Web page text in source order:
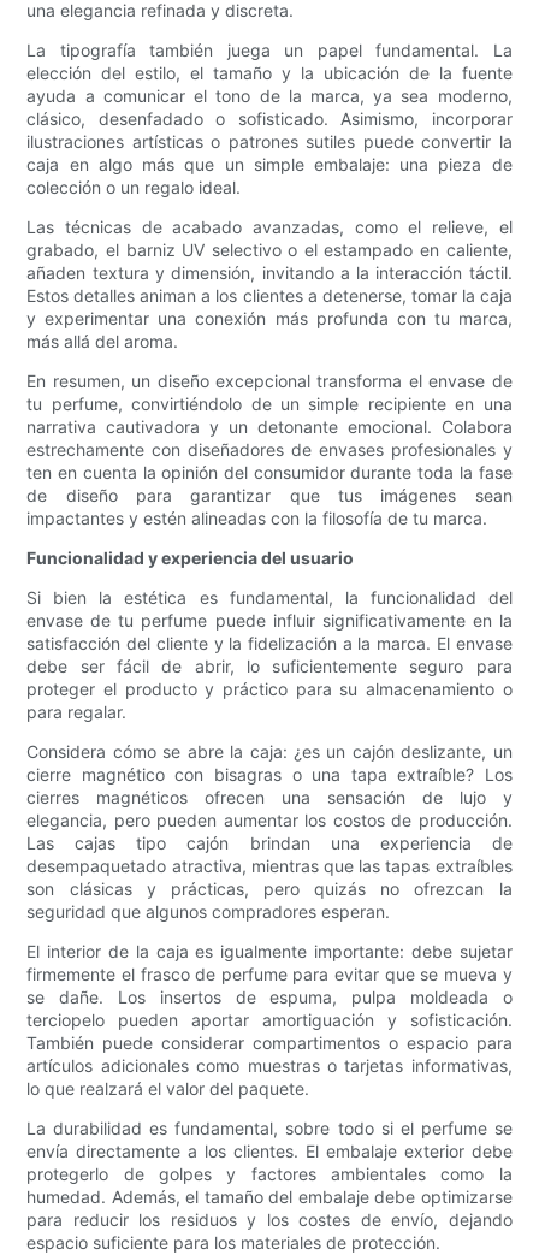
una elegancia refinada y discreta.
La tipografía también juega un papel fundamental. La
elección del estilo, el tamaño y la ubicación de la fuente
ayuda a comunicar el tono de la marca, ya sea moderno,
clásico, desenfadado o sofisticado. Asimismo, incorporar
ilustraciones artísticas o patrones sutiles puede convertir la
caja en algo más que un simple embalaje: una pieza de
colección o un regalo ideal.
Las técnicas de acabado avanzadas, como el relieve, el
grabado, el barniz UV selectivo o el estampado en caliente,
añaden textura y dimensión, invitando a la interacción táctil.
Estos detalles animan a los clientes a detenerse, tomar la caja
y experimentar una conexión más profunda con tu marca,
más allá del aroma.
En resumen, un diseño excepcional transforma el envase de
tu perfume, convirtiéndolo de un simple recipiente en una
narrativa cautivadora y un detonante emocional. Colabora
estrechamente con diseñadores de envases profesionales y
ten en cuenta la opinión del consumidor durante toda la fase
de diseño para garantizar que tus imágenes sean
impactantes y estén alineadas con la filosofía de tu marca.
Funcionalidad y experiencia del usuario
Si bien la estética es fundamental, la funcionalidad del
envase de tu perfume puede influir significativamente en la
satisfacción del cliente y la fidelización a la marca. El envase
debe ser fácil de abrir, lo suficientemente seguro para
proteger el producto y práctico para su almacenamiento o
para regalar.
Considera cómo se abre la caja: ¿es un cajón deslizante, un
cierre magnético con bisagras o una tapa extraíble? Los
cierres magnéticos ofrecen una sensación de lujo y
elegancia, pero pueden aumentar los costos de producción.
Las cajas tipo cajón brindan una experiencia de
desempaquetado atractiva, mientras que las tapas extraíbles
son clásicas y prácticas, pero quizás no ofrezcan la
seguridad que algunos compradores esperan.
El interior de la caja es igualmente importante: debe sujetar
firmemente el frasco de perfume para evitar que se mueva y
se dañe. Los insertos de espuma, pulpa moldeada o
terciopelo pueden aportar amortiguación y sofisticación.
También puede considerar compartimentos o espacio para
artículos adicionales como muestras o tarjetas informativas,
lo que realzará el valor del paquete.
La durabilidad es fundamental, sobre todo si el perfume se
envía directamente a los clientes. El embalaje exterior debe
protegerlo de golpes y factores ambientales como la
humedad. Además, el tamaño del embalaje debe optimizarse
para reducir los residuos y los costes de envío, dejando
espacio suficiente para los materiales de protección.